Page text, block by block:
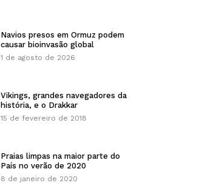
Navios presos em Ormuz podem
causar bioinvasão global
1 de agosto de 2026
Vikings, grandes navegadores da
história, e o Drakkar
15 de fevereiro de 2018
Praias limpas na maior parte do
País no verão de 2020
8 de janeiro de 2020